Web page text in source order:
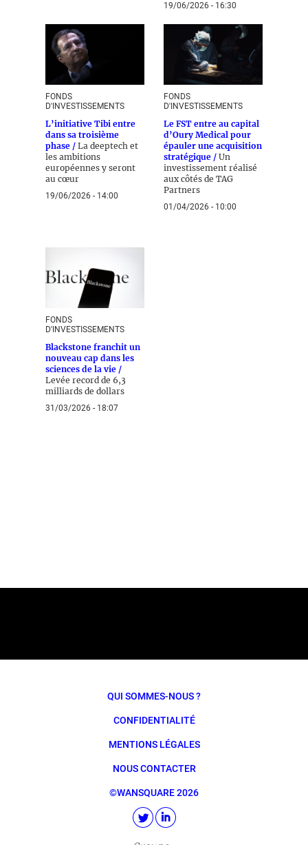
19/06/2026 - 16:30
FONDS
D'INVESTISSEMENTS
L’initiative Tibi entre
dans sa troisième
phase / La deeptech et
les ambitions
européennes y seront
au cœur
19/06/2026 - 14:00
FONDS
D'INVESTISSEMENTS
Le FST entre au capital
d’Oury Medical pour
épauler une acquisition
stratégique / Un
investissement réalisé
aux côtés de TAG
Partners
01/04/2026 - 10:00
FONDS
D'INVESTISSEMENTS
Blackstone franchit un
nouveau cap dans les
sciences de la vie /
Levée record de 6,3
milliards de dollars
31/03/2026 - 18:07
QUI SOMMES-NOUS ?
CONFIDENTIALITÉ
MENTIONS LÉGALES
NOUS CONTACTER
©WANSQUARE 2026